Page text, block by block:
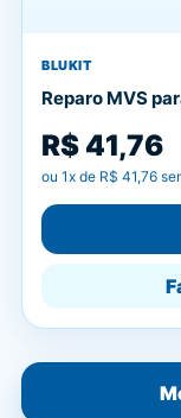
BLUKIT
Reparo MVS
R$ 41,76
ou 1x de R$ 41,76